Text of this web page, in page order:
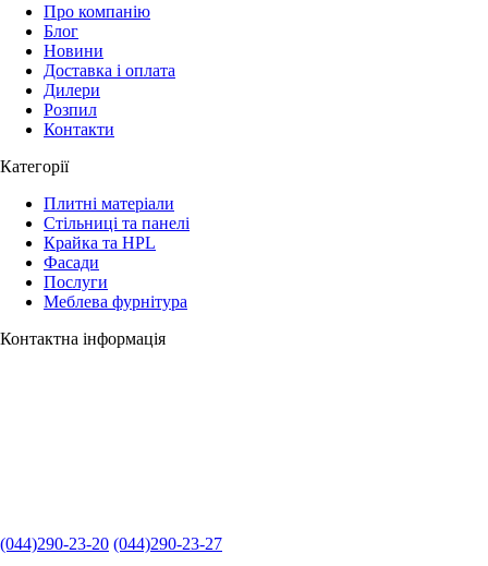
Про компанію
Блог
Новини
Доставка і оплата
Дилери
Розпил
Контакти
Категорії
Плитні матеріали
Стільниці та панелі
Крайка та HPL
Фасади
Послуги
Меблева фурнітура
Контактна інформація
(044)290-23-20 (044)290-23-27